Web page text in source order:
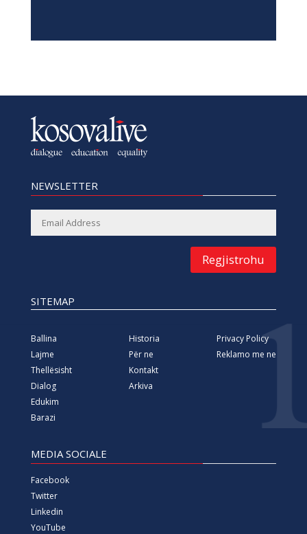
NEWSLETTER
Regjistrohu
SITEMAP
Ballina
Lajme
Thellësisht
Dialog
Edukim
Barazi
Historia
Për ne
Kontakt
Arkiva
Privacy Policy
Reklamo me ne
MEDIA SOCIALE
Facebook
Twitter
Linkedin
YouTube